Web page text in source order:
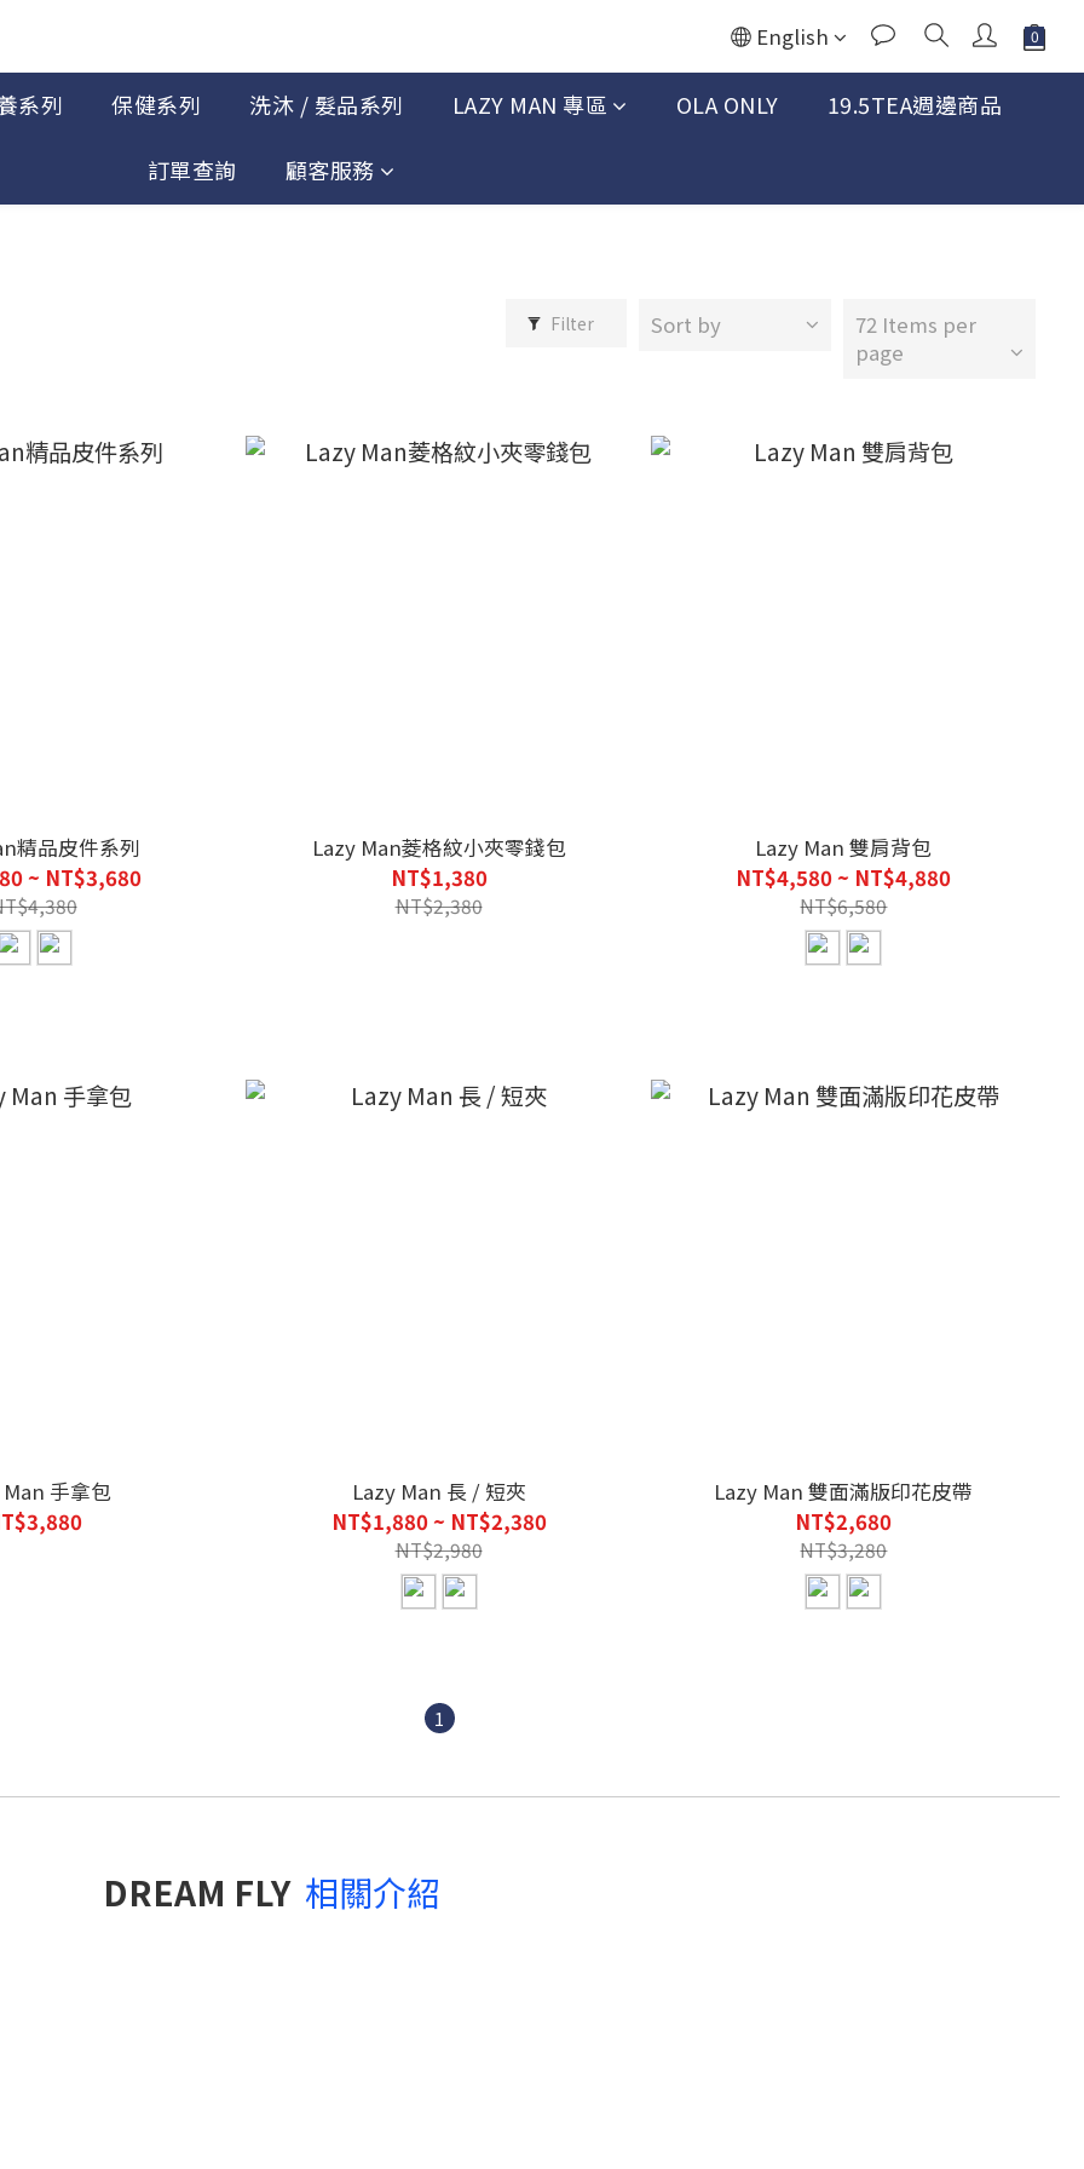
English
系列 保健系列 洗沐 / 髮品系列 LAZY MAN 專區 OLA ONLY 19.5TEA週邊商品
訂單查詢 顧客服務
Filter Sort by
72 Items per
page
精品皮件系列
~ NT$3,680
Lazy Man菱格紋小夾零錢包
NT$1,380
NT$2,380
Lazy Man 雙肩背包
NT$4,580 ~ NT$4,880
NT$6,580
Man 手拿包
Lazy Man 長 / 短夾
NT$1,880 ~ NT$2,380
NT$2,980
Lazy Man 雙面滿版印花皮帶
NT$2,680
NT$3,280
1
DREAM FLY 相關介紹